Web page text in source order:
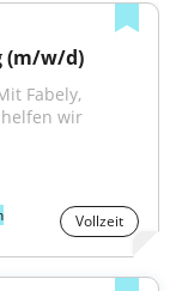
(m/w/d)
Fabely,
wir
Vollzeit